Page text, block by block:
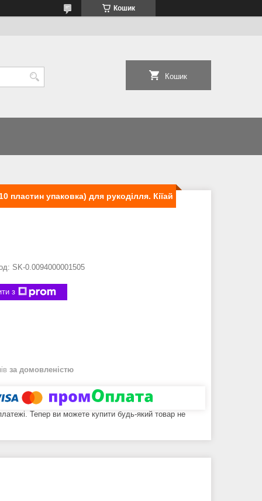
Кошик
Кошик
пластин упаковка) для рукоділля. Кіїай
SK-0.0094000001505
з
за домовленістю
Тепер ви можете купити будь-який товар не